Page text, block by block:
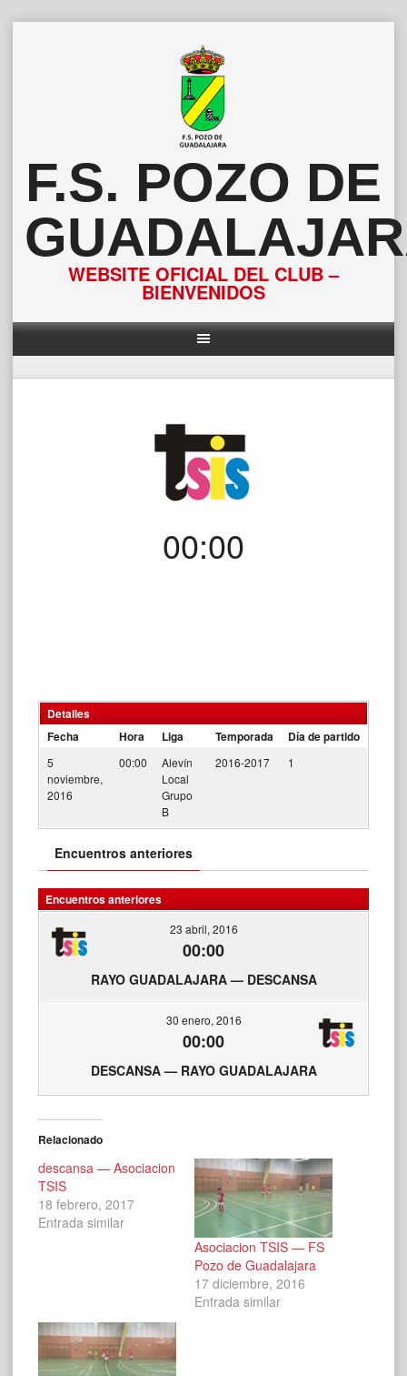
F.S. POZO DE
WEBSITE OFICIAL DEL CLUB –
BIENVENIDOS
00:00
Detalles
Fecha
Hora Liga Temporada Día de partido
5
noviembre,
2016
00:00
Alevín
Local
Grupo
B
2016-2017 1
Encuentros anteriores
Encuentros anteriores
23 abril, 2016
00:00
RAYO GUADALAJARA — DESCANSA
30 enero, 2016
00:00
DESCANSA — RAYO GUADALAJARA
Relacionado
descansa — Asociacion
TSIS
18 febrero, 2017
Entrada similar
Asociacion TSIS — FS
Pozo de Guadalajara
17 diciembre, 2016
Entrada similar